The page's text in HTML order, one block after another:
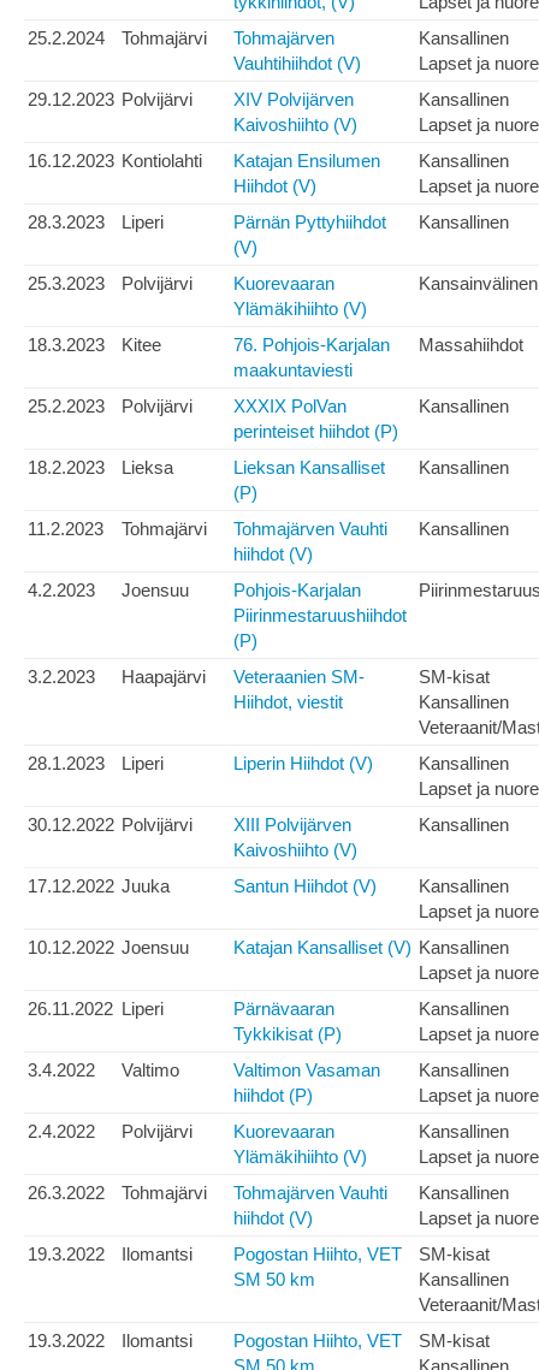
25.2.2024
Tohmajärvi
Tohmajärven
Vauhtihiihdot (V)
Kansallinen
Lapset ja
29.12.2023 Polvijärvi
XIV Polvijärven
Kaivoshiihto (V)
Kansallinen
Lapset ja
16.12.2023 Kontiolahti
Katajan Ensilumen
Hiihdot (V)
Kansallinen
Lapset ja
28.3.2023
Liperi
Pärnän Pyttyhiihdot
(V)
Kansallinen
25.3.2023 Polvijärvi
Kuorevaaran
Ylämäkihiihto (V)
Kansainvälinen
18.3.2023 Kitee
76. Pohjois-Karjalan
maakuntaviesti
Massahiihdot
25.2.2023 Polvijärvi
XXXIX PolVan
perinteiset hiihdot (P)
Kansallinen
18.2.2023 Lieksa
Lieksan Kansalliset
(P)
Kansallinen
11.2.2023 Tohmajärvi
Tohmajärven Vauhti
hiihdot (V)
Kansallinen
4.2.2023 Joensuu
Pohjois-Karjalan
Piirinmestaruushiihdot
(P)
3.2.2023 Haapajärvi
Veteraanien SM-
Hiihdot, viestit
SM-kisat
Kansallinen
Veteraanit/
28.1.2023
Liperi Liperin Hiihdot (V)
Kansallinen
Lapset ja
30.12.2022 Polvijärvi
XIII Polvijärven
Kaivoshiihto (V)
Kansallinen
17.12.2022 Juuka Santun Hiihdot (V)
Kansallinen
Lapset ja
10.12.2022 Joensuu Katajan Kansalliset (V) Kansallinen
Lapset ja
26.11.2022 Liperi
Pärnävaaran
Tykkikisat (P)
Kansallinen
Lapset ja
3.4.2022
Valtimo
Valtimon Vasaman
hiihdot (P)
Kansallinen
Lapset ja
2.4.2022
Polvijärvi
Kuorevaaran
Ylämäkihiihto (V)
Kansallinen
Lapset ja
26.3.2022
Tohmajärvi
Tohmajärven Vauhti
hiihdot (V)
Kansallinen
Lapset ja
19.3.2022
Ilomantsi
Pogostan Hiihto, VET
SM 50 km
SM-kisat
Kansallinen
Veteraanit/
19.3.2022
Ilomantsi
Pogostan Hiihto, VET
SM-kisat